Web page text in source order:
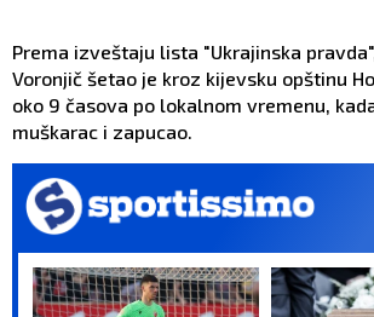
Prema izveštaju lista "Ukrajinska
Voronjič šetao je kroz kijevsku opštinu
oko 9 časova po lokalnom vremenu,
muškarac i zapucao.